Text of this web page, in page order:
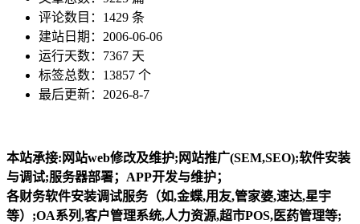
评论数目：1429 条
建站日期：2006-06-06
运行天数：7367 天
标签总数：13857 个
最后更新：2026-8-7
本站承接:网站web修改及维护;网站推广(SEM,SEO);软件安装
与调试;服务器部署；APP开发与维护；
各财务软件安装调试服务（如,金蝶,用友,管家婆,速达,星宇
等）;OA系列,客户管理系统,人力资源,超市POS,医药管理等;